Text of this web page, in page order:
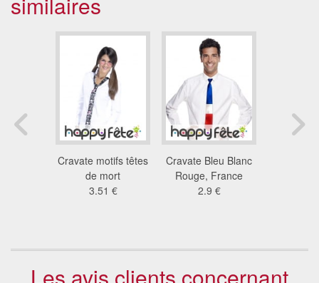
Cravate motifs têtes
de mort
3.51 €
Cravate Bleu Blanc
Rouge, France
2.9 €
Les avis clients concernant